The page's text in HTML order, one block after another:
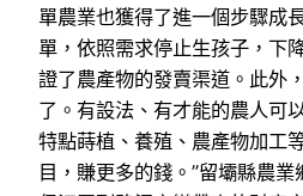
單農業也獲得了進一個步驟成
單，依照需求停止生孩子，下
證了農產物的發賣渠道。此外
了。有設法、有才能的農人可
特點蒔植、養殖、農產物加工
目，賺更多的錢。”留壩縣農